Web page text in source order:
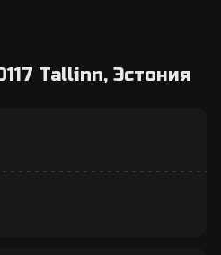
Tallinn, Эстония